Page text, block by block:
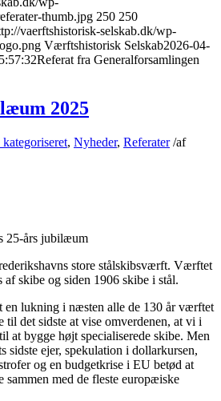
thumb.jpg 250 250
vaerftshistorisk-selskab.dk/wp-
Værftshistorisk Selskab2026-04-
Referat fra Generalforsamlingen
2025
, Nyheder, Referater /af
25-års jubilæum
store stålskibsværft. Værftet
skibe og siden 1906 skibe i stål.
en lukning i næsten alle de 130 år værftet
til det sidste at vise omverdenen, at vi i
at bygge højt specialiserede skibe. Men
ejer, spekulation i dollarkursen,
og en budgetkrise i EU betød at
med de fleste europæiske